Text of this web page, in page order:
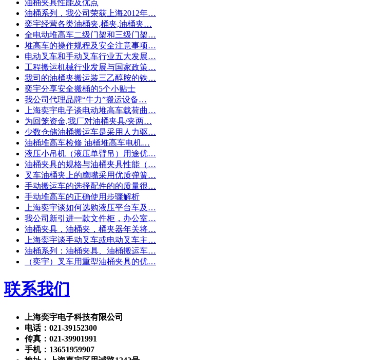
油桶夹具性能及优点
油桶系列，我公司荣获上海2012年…
奕宇经营各类油桶夹,桶夹,油桶夹…
全电动堆高车二级门架和三级门架…
堆高车的操作规程及安全注意事项…
电动叉车和手动叉车行业五大发展…
工程搬运机械行业发展与国家政策…
我司的油桶夹搬运装三乙醇胺的铁…
奕宇分享安全搬桶的5个小贴士
我公司代理品牌“牛力”搬运设备…
上海奕宇电子谈电动堆高车载荷曲…
为回笼资金,我厂对油桶夹具/夹两…
少数仓储油桶搬运车是采用人力驱…
油桶堆高车检修 油桶堆高车电机…
液压小吊机（液压单臂吊）用途优…
油桶夹具的规格与油桶夹具性能（…
叉车油桶夹上的鹰嘴采用优质弹簧…
手动搬运车的选择配件的的质量很…
手动堆高车的正确使用步骤解析
上海奕宇谈如何选购液压平台车及…
我公司新引进一款文件柜，办公室…
油桶夹具，油桶夹，桶夹器年关将…
上海奕宇谈手动叉车或电动叉车主…
油桶系列：油桶夹具、油桶搬运车…
（奕宇）叉车用重型油桶夹具的优…
联系我们
上海奕宇电子科技有限公司
电话：021-39152300
传真：021-39901991
手机：13651959907